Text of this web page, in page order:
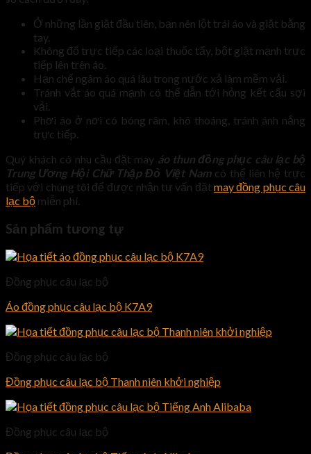
Ở những lần giặt đầu tiên, bạn nên lột trái áo và giặt bằng
tay.
Không đổ trực tiếp các loại thuốc tẩy, bột giặt mạnh trực
tiếp lên trên áo.
Hạn chế ngâm áo quá lâu trong nước xả làm mềm vải.
Tránh vắt áo quá mạnh có thể dẫn tới hỏng kết cấu sợi
vải.
Phơi áo ở nơi có bóng râm, khô thoáng, tránh ánh nắng
trực tiếp.
Quý khách có nhu cầu đặt may áo thun đồng phục câu lạc bộ
Trung Ương Hội Chữ Thập Đỏ Việt Namcó thể liên hệ trực
tiếp với chúng tôi để được nhận tư vấn đặtmay đồng phục câu
lạc bộ miễn phí.
Sản phẩm tương tự
Đồng phục câu lạc bộ
Áo đồng phục câu lạc bộ K7A9
Đồng phục câu lạc bộ
Đồng phục câu lạc bộ Thanh niên khởi nghiệp
Đồng phục câu lạc bộ